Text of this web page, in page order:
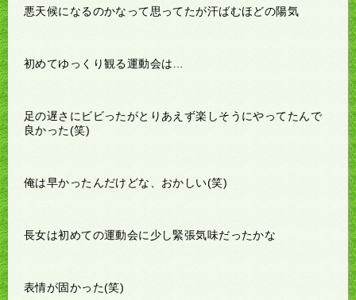
悪天候になるのかなって思ってたが汗ばむほどの陽気
初めてゆっくり観る運動会は…
足の遅さにビビったがとりあえず楽しそうにやってたんで
良かった(笑)
俺は早かったんだけどな、おかしい(笑)
長女は初めての運動会に少し緊張気味だったかな
表情が固かった(笑)